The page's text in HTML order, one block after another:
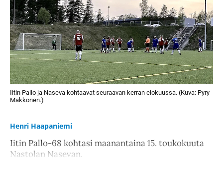
Iitin Pallo ja Naseva kohtaavat seuraavan kerran elokuussa. (Kuva: Pyry
Makkonen.)
Henri Haapaniemi
Iitin Pallo-68 kohtasi maanantaina 15. toukokuuta
Nastolan Nasevan.